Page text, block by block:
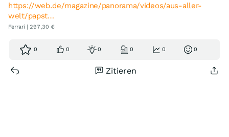
https://web.de/magazine/panorama/videos/aus-aller-
welt/papst…
Ferrari | 297,30 €
0 0 0 0 0 0
Zitieren